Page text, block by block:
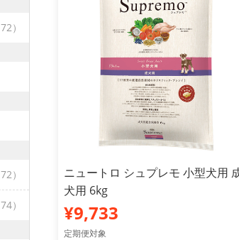
72）
72）
74）
ニュートロ シュプレモ 小型犬用
犬用 6kg
¥9,733
定期便対象